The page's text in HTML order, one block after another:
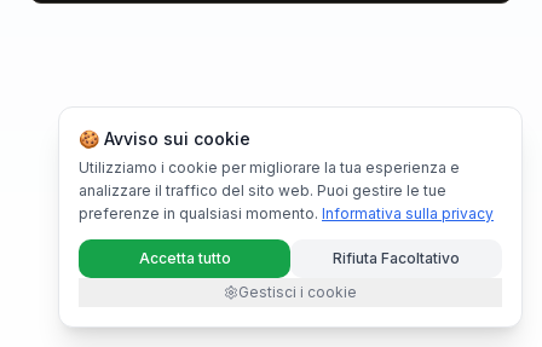
🍪 Avviso sui cookie
Utilizziamo i cookie per migliorare la tua esperienza e
analizzare il traffico del sito web. Puoi gestire le tue
preferenze in qualsiasi momento. Informativa sulla privacy
Accetta tutto
Rifiuta Facoltativo
Gestisci i cookie